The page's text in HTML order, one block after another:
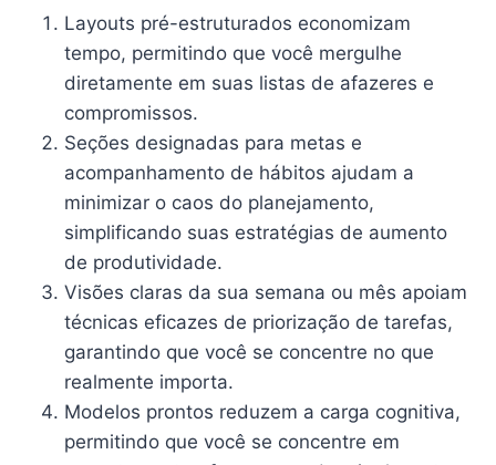
Layouts pré-estruturados economizam
tempo, permitindo que você mergulhe
diretamente em suas listas de afazeres e
compromissos.
Seções designadas para metas e
acompanhamento de hábitos ajudam a
minimizar o caos do planejamento,
simplificando suas estratégias de aumento
de produtividade.
Visões claras da sua semana ou mês apoiam
técnicas eficazes de priorização de tarefas,
garantindo que você se concentre no que
realmente importa.
Modelos prontos reduzem a carga cognitiva,
permitindo que você se concentre em